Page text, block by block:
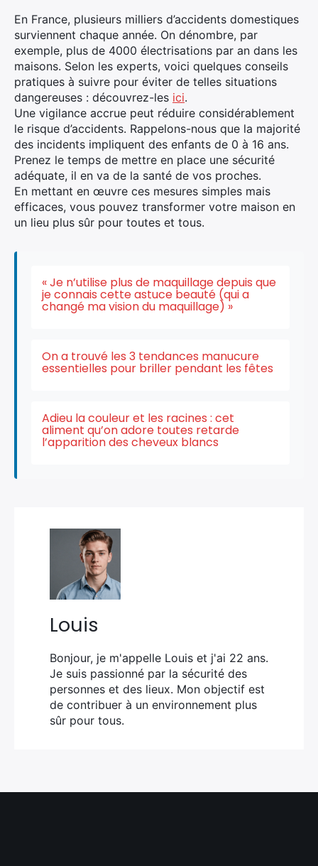
En France, plusieurs milliers d’accidents domestiques
surviennent chaque année. On dénombre, par
exemple, plus de 4000 électrisations par an dans les
maisons. Selon les experts, voici quelques conseils
pratiques à suivre pour éviter de telles situations
dangereuses : découvrez-les ici.
Une vigilance accrue peut réduire considérablement
le risque d’accidents. Rappelons-nous que la majorité
des incidents impliquent des enfants de 0 à 16 ans.
Prenez le temps de mettre en place une sécurité
adéquate, il en va de la santé de vos proches.
En mettant en œuvre ces mesures simples mais
efficaces, vous pouvez transformer votre maison en
un lieu plus sûr pour toutes et tous.
« Je n’utilise plus de maquillage depuis que
je connais cette astuce beauté (qui a
changé ma vision du maquillage) »
On a trouvé les 3 tendances manucure
essentielles pour briller pendant les fêtes
Adieu la couleur et les racines : cet
aliment qu’on adore toutes retarde
l’apparition des cheveux blancs
Louis
Bonjour, je m'appelle Louis et j'ai 22 ans.
Je suis passionné par la sécurité des
personnes et des lieux. Mon objectif est
de contribuer à un environnement plus
sûr pour tous.